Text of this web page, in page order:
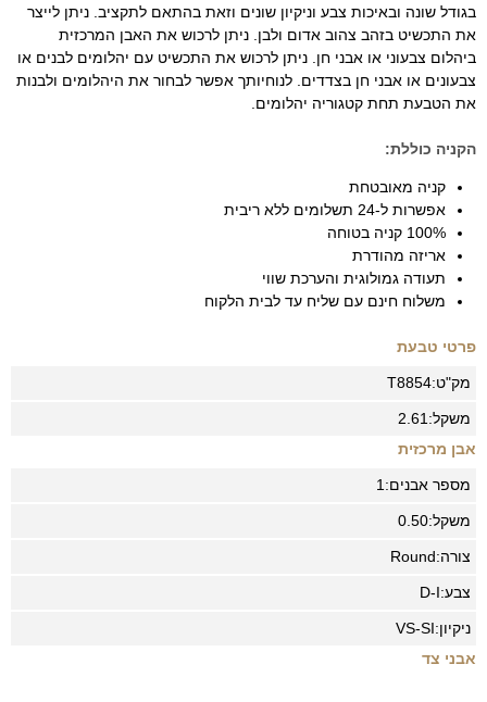
בגודל שונה ובאיכות צבע וניקיון שונים וזאת בהתאם לתקציב. ניתן לייצר
את התכשיט בזהב צהוב אדום ולבן. ניתן לרכוש את האבן המרכזית
ביהלום צבעוני או אבני חן. ניתן לרכוש את התכשיט עם יהלומים לבנים או
צבעונים או אבני חן בצדדים. לנוחיותך אפשר לבחור את היהלומים ולבנות
את הטבעת תחת קטגוריה יהלומים.
הקניה כוללת:
קניה מאובטחת
אפשרות ל-24 תשלומים ללא ריבית
100% קניה בטוחה
אריזה מהודרת
תעודה גמולוגית והערכת שווי
משלוח חינם עם שליח עד לבית הלקוח
פרטי טבעת
מק"ט:T8854
משקל: 2.61
אבן מרכזית
מספר אבנים: 1
משקל:0.50
צורה:Round
צבע:D-I
ניקיון:VS-SI
אבני צד